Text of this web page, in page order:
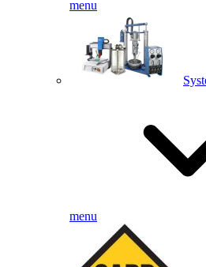
menu
menu